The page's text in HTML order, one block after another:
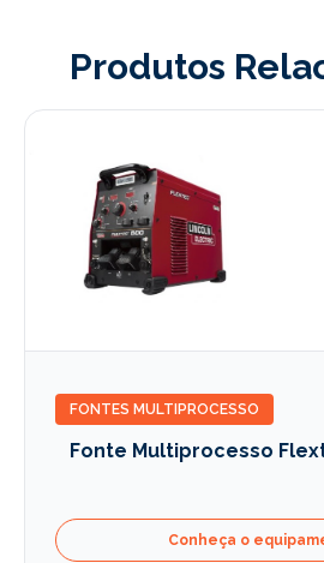
Produtos
FONTES MULTIPROCESSO
Fonte Multiprocesso
Conheça o